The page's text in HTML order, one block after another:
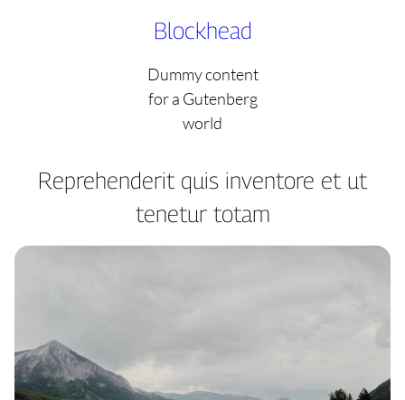
Blockhead
Dummy content
for a Gutenberg
world
Reprehenderit quis inventore et ut
tenetur totam